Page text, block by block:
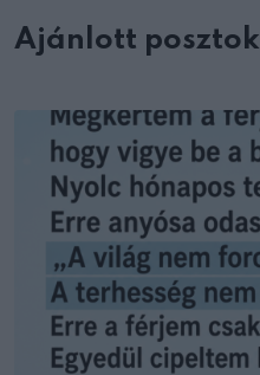
Ajánlott posztok